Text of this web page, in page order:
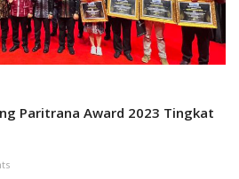
Paritrana Award 2023 Tingkat